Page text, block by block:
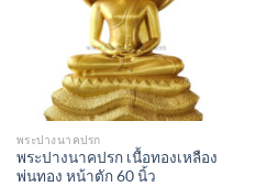
พระปางนาคปรก
พระปางนาคปรก เนื้อทองเหลือง
พ่นทอง หน้าตัก 60 นิ้ว